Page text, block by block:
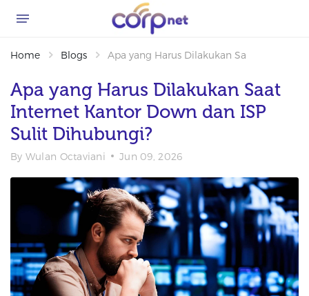
Home Blogs Apa yang Harus Dilakukan Saat Internet
Apa yang Harus Dilakukan Saat
Internet Kantor Down dan ISP
Sulit Dihubungi?
By Wulan Octaviani Jun 09, 2026